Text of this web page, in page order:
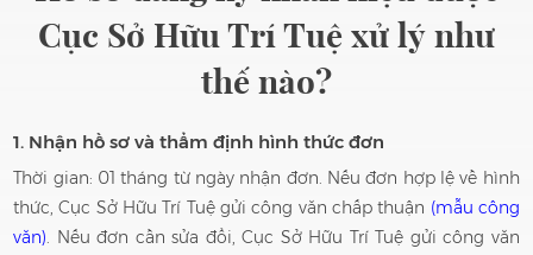
Cục Sở Hữu Trí Tuệ xử lý như
thế nào?
1. Nhận hồ sơ và thẩm định hình thức đơn
Thời gian: 01 tháng từ ngày nhận đơn. Nếu đơn hợp lệ về hình
thức, Cục Sở Hữu Trí Tuệ gửi công văn chấp thuận (mẫu công
văn). Nếu đơn cần sửa đổi, Cục Sở Hữu Trí Tuệ gửi công văn